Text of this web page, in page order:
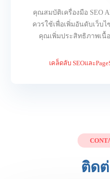
เคล็ดลับ SEOและ
คุณสมบัติเครื่องมือ SEO
ควรใช้เพื่อเพิ่มอันดับเว็บ
คุณเพิ่มประสิทธิภาพเนื้
ติดต่